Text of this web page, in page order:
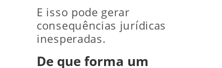
E isso pode gerar
consequências jurídicas
inesperadas.
De que forma um